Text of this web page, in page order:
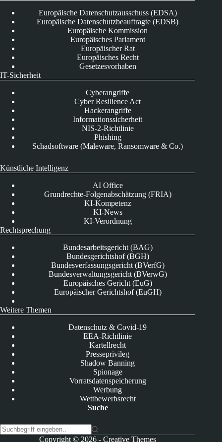
Europäische Datenschutzausschuss (EDSA)
Europäische Datenschutzbeauftragte (EDSB)
Europäische Kommission
Europäisches Parlament
Europäischer Rat
Europäisches Recht
Gesetzesvorhaben
IT-Sicherheit
Cyberangriffe
Cyber Resilience Act
Hackerangriffe
Informationssicherheit
NIS-2-Richtlinie
Phishing
Schadsoftware (Maleware, Ransomware & Co.)
Künstliche Intelligenz
AI Office
Grundrechte-Folgenabschätzung (FRIA)
KI-Kompetenz
KI-News
KI-Verordnung
Rechtsprechung
Bundesarbeitsgericht (BAG)
Bundesgerichtshof (BGH)
Bundesverfassungsgericht (BVerfG)
Bundesverwaltungsgericht (BVerwG)
Europäisches Gericht (EuG)
Europäischer Gerichtshof (EuGH)
Weitere Themen
Datenschutz & Covid-19
EEA-Richtlinie
Kartellrecht
Presseprivileg
Shadow Banning
Spionage
Vorratsdatenspeicherung
Werbung
Wettbewerbsrecht
Suche
Copyright © 2026 -Creative Themes